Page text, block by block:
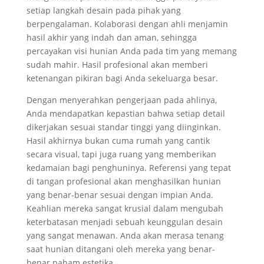
setiap langkah desain pada pihak yang
berpengalaman. Kolaborasi dengan ahli menjamin
hasil akhir yang indah dan aman, sehingga
percayakan visi hunian Anda pada tim yang memang
sudah mahir. Hasil profesional akan memberi
ketenangan pikiran bagi Anda sekeluarga besar.
Dengan menyerahkan pengerjaan pada ahlinya,
Anda mendapatkan kepastian bahwa setiap detail
dikerjakan sesuai standar tinggi yang diinginkan.
Hasil akhirnya bukan cuma rumah yang cantik
secara visual, tapi juga ruang yang memberikan
kedamaian bagi penghuninya. Referensi yang tepat
di tangan profesional akan menghasilkan hunian
yang benar-benar sesuai dengan impian Anda.
Keahlian mereka sangat krusial dalam mengubah
keterbatasan menjadi sebuah keunggulan desain
yang sangat menawan. Anda akan merasa tenang
saat hunian ditangani oleh mereka yang benar-